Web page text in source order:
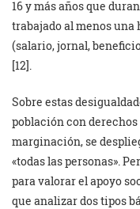
16 y más años que
trabajado al menos
(salario, jornal,
[12].
Sobre estas
población con
marginación, se
«todas las personas».
para valorar el apoyo
que analizar dos tipos